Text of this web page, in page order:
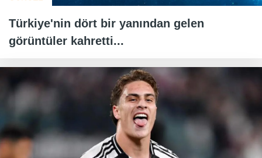
Türkiye'nin dört bir yanından gelen
görüntüler kahretti...